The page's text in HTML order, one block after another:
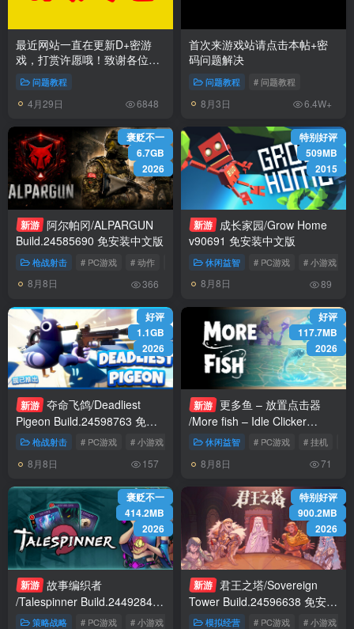
最近网站一直在更新D+密游
戏，打赏许愿哦！致谢各位玩
问题教程
4月29日 6848
首次来游戏站请点击本帖+密
码问题解决
问题教程 # 问题教程
8月3日 6.4W+
褒贬不一
6.7GB
2026
新游 阿尔帕冈/ALPARGUN
Build.24585690 免安装中文版
枪战射击 # PC游戏 # 动作
8月8日 366
特别好评
509MB
2015
新游 成长家园/Grow Home
v90691 免安装中文版
休闲益智 # PC游戏 # 小游戏
8月8日 89
好评
1.1GB
2026
新游 夺命飞鸽/Deadliest
Pigeon Build.24598763 免安
装中文版
枪战射击 # PC游戏 # 小游戏 # 动作
8月8日 157
好评
117.7MB
2026
新游 更多鱼 – 放置点击器
/More fish – Idle Clicker
v1.0.1 免安装中文版
休闲益智 # PC游戏 # 挂机
8月8日 71
褒贬不一
414.2MB
2026
新游 故事编织者
/Talespinner Build.24492844
免安装中文版
策略战略 # PC游戏 # 小游戏 # 策略
特别好评
900.2MB
2026
新游 君王之塔/Sovereign
Tower Build.24596638 免安装
中文版
模拟经营 # PC游戏 # 小游戏